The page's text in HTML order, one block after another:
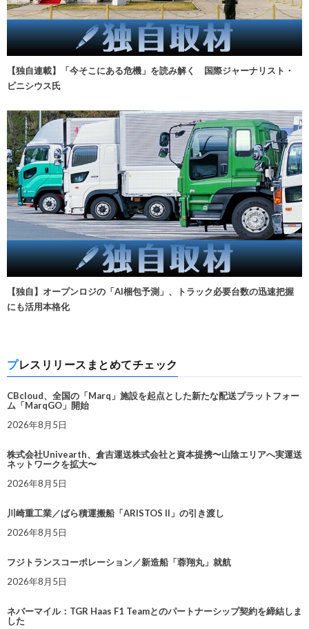
【独自連載】「今そこにある危機」を読み解く 国際ジャーナリスト・
ビニシウス氏
【独自】オープンロジの「AI梱包予測」、トラック必要台数の迅速把握
にも活用本格化
プレスリリースまとめてチェック
CBcloud、全国の「Marq」施設を起点とした新たな配送プラットフォー
ム「MarqGO」開始
2026年8月5日
株式会社Univearth、倉吉運送株式会社と資本提携〜山陰エリアへ実運送
ネットワークを拡大〜
2026年8月5日
川崎重工業／ばら積運搬船「ARISTOS II」の引き渡し
2026年8月5日
フジトランスコーポレーション／新造船「蓉翔丸」就航
2026年8月5日
ネバーマイル：TGR Haas F1 Teamとのパートナーシップ契約を締結しま
した